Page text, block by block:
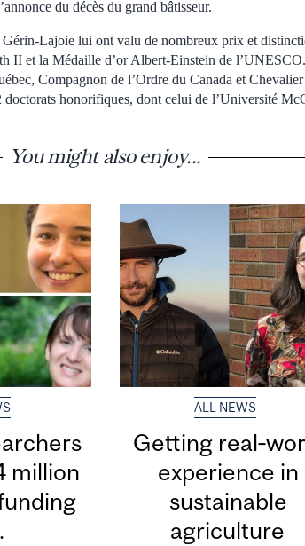
du décès du grand bâtisseur.
Lajoie lui ont valu de nombreux prix et
II et la Médaille d’or Albert-Einstein de
Compagnon de l’Ordre du Canada et
honorifiques, dont celui de l’Université
You might also enjoy...
million
ALL NEWS
Getting
experience in
sustainable
agriculture